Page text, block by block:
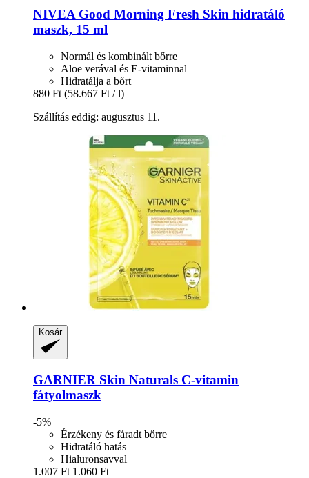
NIVEA Good Morning Fresh Skin hidratáló
maszk, 15 ml
Normál és kombinált bőrre
Aloe verával és E-vitaminnal
Hidratálja a bőrt
880 Ft (58.667 Ft / l)
Szállítás eddig: augusztus 11.
Kosár
GARNIER Skin Naturals C-​vitamin
fátyolmaszk
-5%
Érzékeny és fáradt bőrre
Hidratáló hatás
Hialuronsavval
1.007 Ft 1.060 Ft